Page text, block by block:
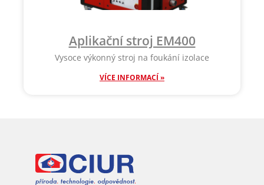
Aplikační stroj EM400
Vysoce výkonný stroj na foukání izolace
VÍCE INFORMACÍ »